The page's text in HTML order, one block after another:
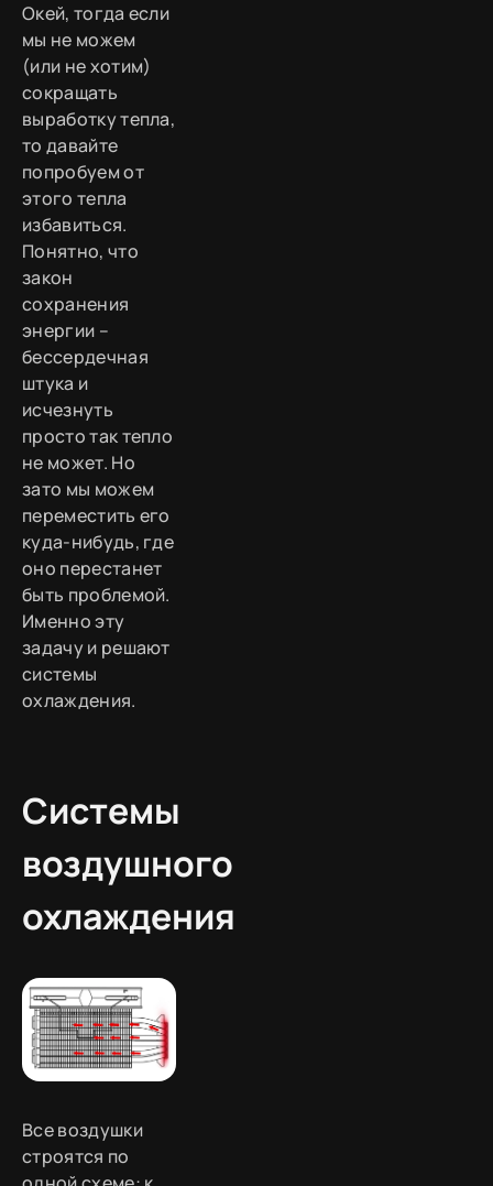
Окей, тогда если
мы не можем
(или не хотим)
сокращать
выработку тепла,
то давайте
попробуем от
этого тепла
избавиться.
Понятно, что
закон
сохранения
энергии –
бессердечная
штука и
исчезнуть
просто так тепло
не может. Но
зато мы можем
переместить его
куда-нибудь, где
оно перестанет
быть проблемой.
Именно эту
задачу и решают
системы
охлаждения.
Системы
воздушного
охлаждения
Все воздушки
строятся по